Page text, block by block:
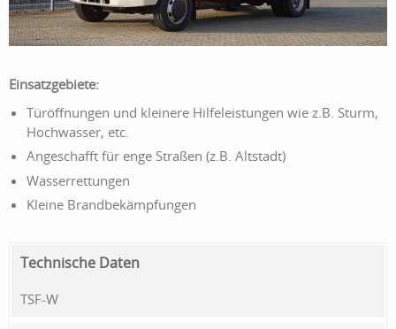
Einsatzgebiete:
Türöffnungen und kleinere Hilfeleistungen wie z.B. Sturm,
Hochwasser, etc.
Angeschafft für enge Straßen (z.B. Altstadt)
Wasserrettungen
Kleine Brandbekämpfungen
Technische Daten
TSF-W